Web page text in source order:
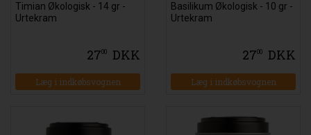
Timian Økologisk - 14 gr -
Urtekram
2700 DKK
Læg i indkøbsvognen
Basilikum Økologisk - 10 gr -
Urtekram
2700 DKK
Læg i indkøbsvognen